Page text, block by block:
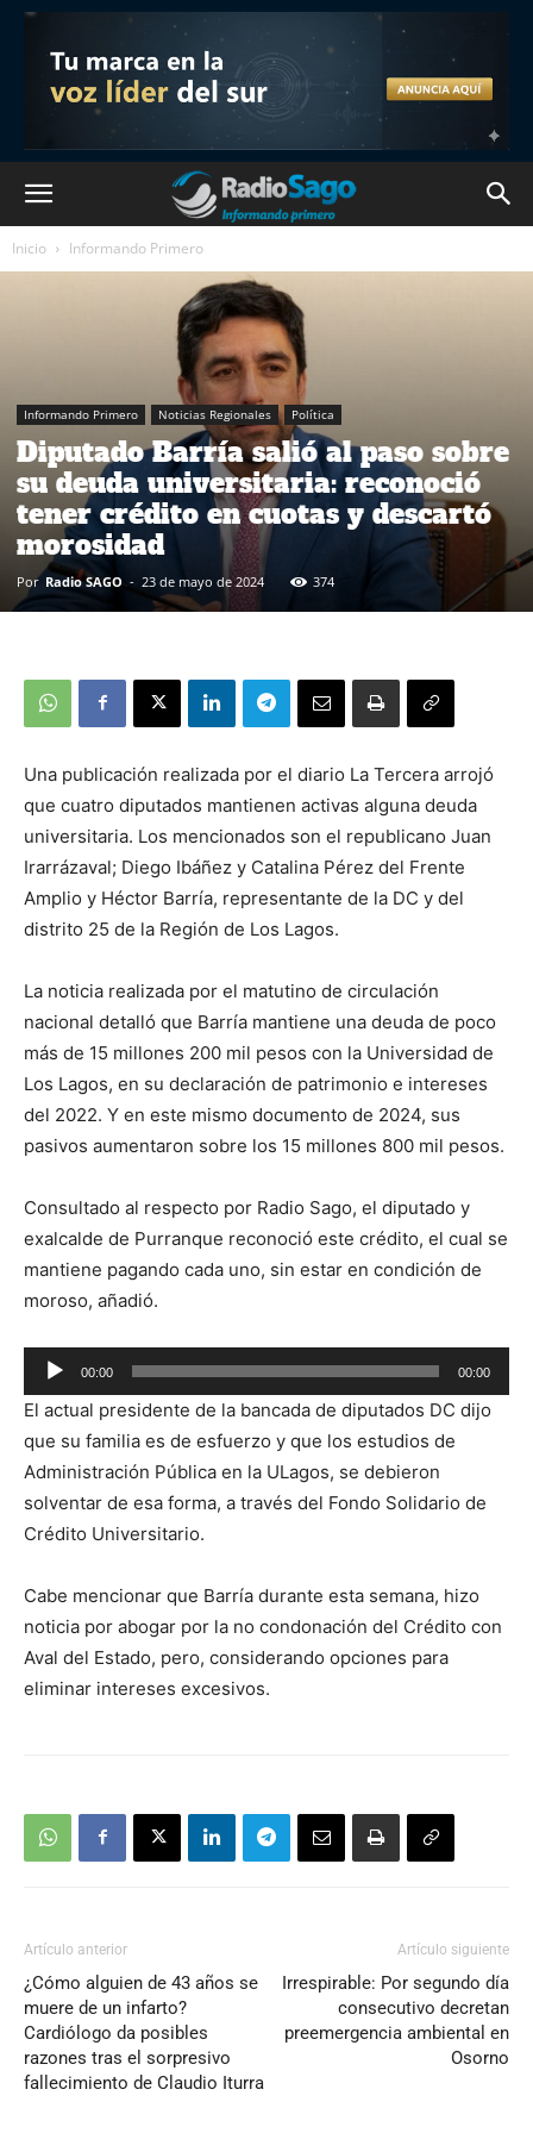
Inicio Informando Primero
Informando Primero Noticias Regionales Política
Diputado Barría salió al paso sobre
su deuda universitaria: reconoció
tener crédito en cuotas y descartó
morosidad
Por Radio SAGO - 23 de mayo de 2024 374
Una publicación realizada por el diario La Tercera arrojó
que cuatro diputados mantienen activas alguna deuda
universitaria. Los mencionados son el republicano Juan
Irarrázaval; Diego Ibáñez y Catalina Pérez del Frente
Amplio y Héctor Barría, representante de la DC y del
distrito 25 de la Región de Los Lagos.
La noticia realizada por el matutino de circulación
nacional detalló que Barría mantiene una deuda de poco
más de 15 millones 200 mil pesos con la Universidad de
Los Lagos, en su declaración de patrimonio e intereses
del 2022. Y en este mismo documento de 2024, sus
pasivos aumentaron sobre los 15 millones 800 mil pesos.
Consultado al respecto por Radio Sago, el diputado y
exalcalde de Purranque reconoció este crédito, el cual se
mantiene pagando cada uno, sin estar en condición de
moroso, añadió.
Reproductor
de
audio
00:00 00:00
El actual presidente de la bancada de diputados DC dijo
que su familia es de esfuerzo y que los estudios de
Administración Pública en la ULagos, se debieron
solventar de esa forma, a través del Fondo Solidario de
Crédito Universitario.
Cabe mencionar que Barría durante esta semana, hizo
noticia por abogar por la no condonación del Crédito con
Aval del Estado, pero, considerando opciones para
eliminar intereses excesivos.
Artículo anterior
¿Cómo alguien de 43 años se
muere de un infarto?
Cardiólogo da posibles
razones tras el sorpresivo
fallecimiento de Claudio Iturra
Artículo siguiente
Irrespirable: Por segundo día
consecutivo decretan
preemergencia ambiental en
Osorno